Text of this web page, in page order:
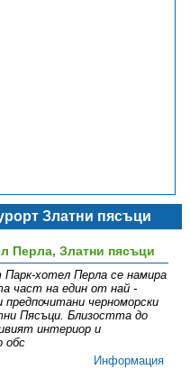
Златни пясъци
Перла, Златни пясъци
Парк-хотел Перла се намира
част на един от най -
черноморски
Пясъци. Близостта до
интериор и
обс
Информация